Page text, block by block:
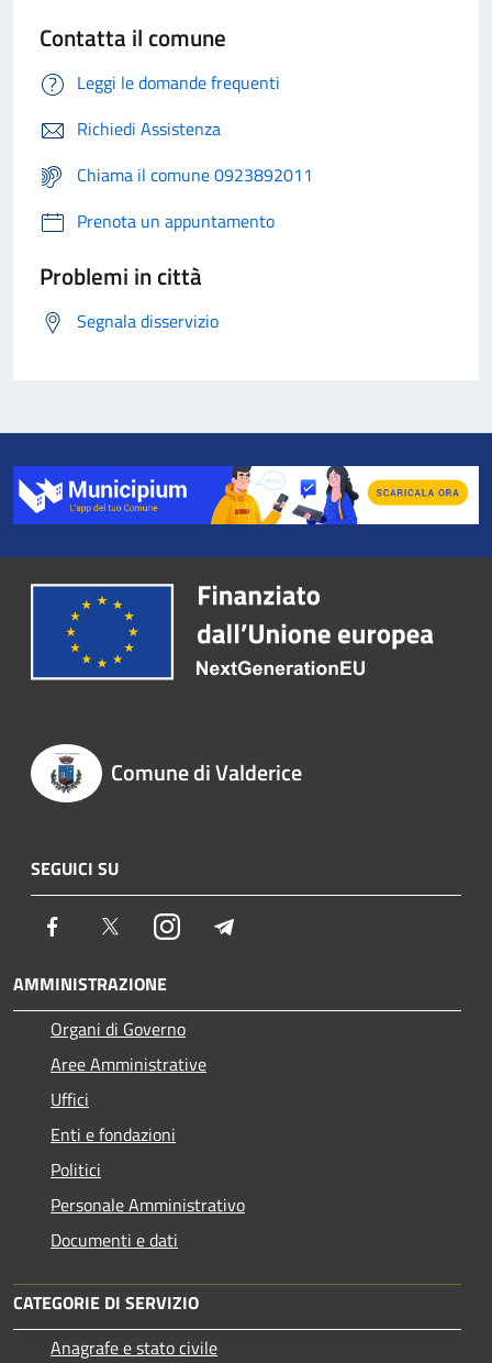
Contatta il comune
Leggi le domande frequenti
Richiedi Assistenza
Chiama il comune 0923892011
Prenota un appuntamento
Problemi in città
Segnala disservizio
Comune di Valderice
SEGUICI SU
Facebook TwitterInstagram
AMMINISTRAZIONE
Organi di Governo
Aree Amministrative
Uffici
Enti e fondazioni
Politici
Personale Amministrativo
Documenti e dati
CATEGORIE DI SERVIZIO
Anagrafe e stato civile